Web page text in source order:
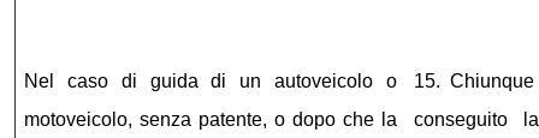
Nel caso di guida di un autoveicolo o
motoveicolo, senza patente, o dopo che la
15.
conseguito